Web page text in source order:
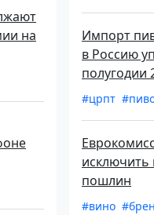
на
Импорт
в Россию
полугодии
#црпт
исключить
пошлин
#вино